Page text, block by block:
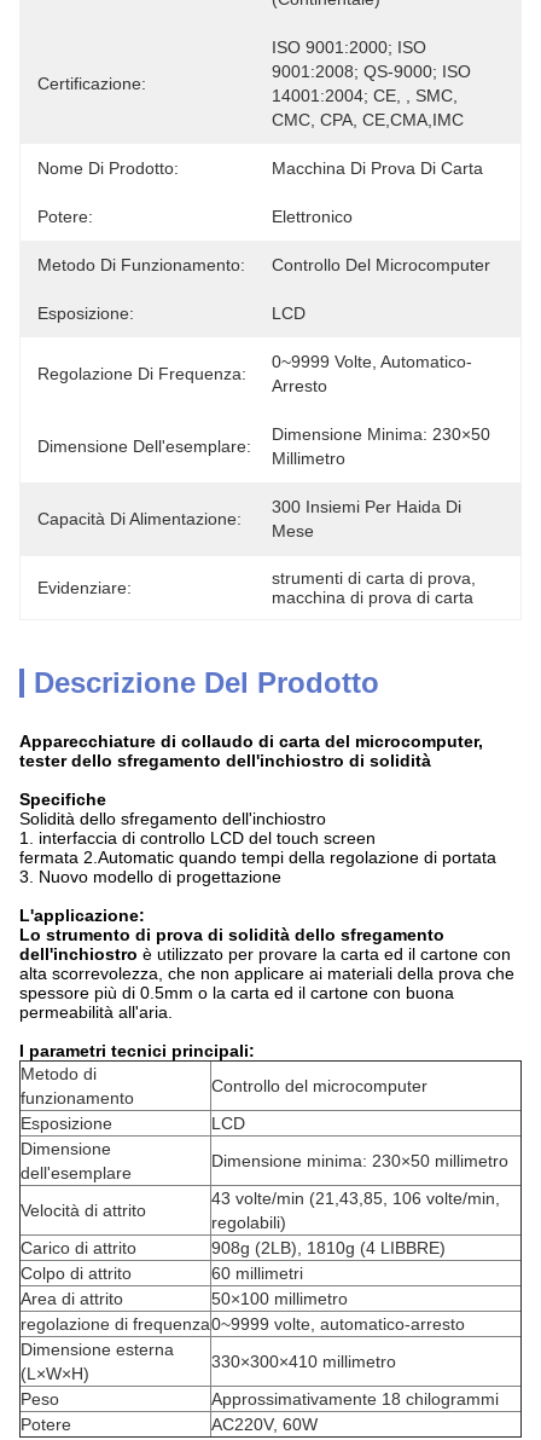
Certificazione:
ISO 9001:2000; ISO
9001:2008; QS-9000; ISO
14001:2004; CE, , SMC,
CMC, CPA, CE,CMA,IMC
Nome Di Prodotto: Macchina Di Prova Di Carta
Potere: Elettronico
Metodo Di Funzionamento: Controllo Del Microcomputer
Esposizione: LCD
Regolazione Di Frequenza:
0~9999 Volte, Automatico-
Arresto
Dimensione Dell'esemplare:
Dimensione Minima: 230×50
Millimetro
Capacità Di Alimentazione:
300 Insiemi Per Haida Di
Mese
Evidenziare: strumenti di carta di prova
macchina di prova di carta
Descrizione Del Prodotto
Apparecchiature di collaudo di carta del microcomputer,
tester dello sfregamento dell'inchiostro di solidità
Specifiche
Solidità dello sfregamento dell'inchiostro
1. interfaccia di controllo LCD del touch screen
fermata 2.Automatic quando tempi della regolazione di portata
3. Nuovo modello di progettazione
L'applicazione:
Lo strumento di prova di solidità dello sfregamento
dell'inchiostro è utilizzato per provare la carta ed il cartone con
alta scorrevolezza, che non applicare ai materiali della prova che
spessore più di 0.5mm o la carta ed il cartone con buona
permeabilità all'aria.
I parametri tecnici principali:
Metodo di
funzionamento
Controllo del microcomputer
Esposizione
LCD
Dimensione
dell'esemplare
Dimensione minima: 230×50 millimetro
Velocità di attrito
43 volte/min (21,43,85, 106 volte/min,
regolabili)
Carico di attrito
908g (2LB), 1810g (4 LIBBRE)
Colpo di attrito
60 millimetri
Area di attrito
50×100 millimetro
regolazione di frequenza0~9999 volte, automatico-arresto
Dimensione esterna
(L×W×H)
330×300×410 millimetro
Peso
Approssimativamente 18 chilogrammi
Potere
AC220V, 60W